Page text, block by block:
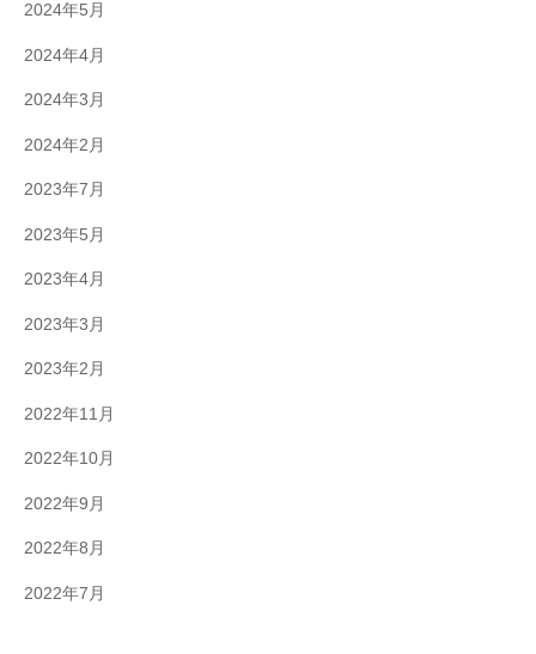
2024年5月
2024年4月
2024年3月
2024年2月
2023年7月
2023年5月
2023年4月
2023年3月
2023年2月
2022年11月
2022年10月
2022年9月
2022年8月
2022年7月